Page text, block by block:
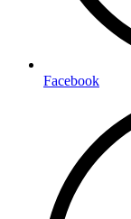
Facebook